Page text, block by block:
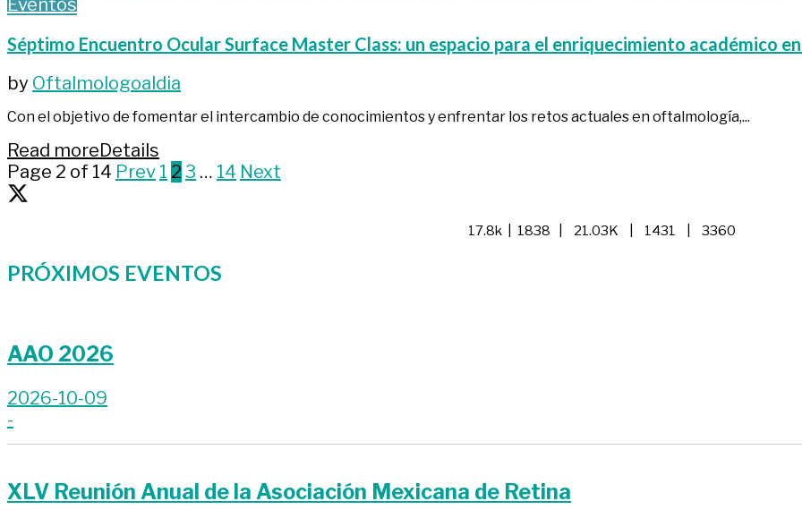
Eventos
Séptimo Encuentro Ocular Surface Master Class: un espacio para el enriquecimiento académico
by Oftalmologoaldia
Con el objetivo de fomentar el intercambio de conocimientos y enfrentar los retos actuales en oftalmología,...
Read moreDetails
Page 2 of 14 Prev 1 2 3 … 14 Next
17.8k | 1838 | 21.03K | 1431 | 3360
PRÓXIMOS EVENTOS
AAO 2026
2026-10-09
-
XLV Reunión Anual de la Asociación Mexicana de Retina